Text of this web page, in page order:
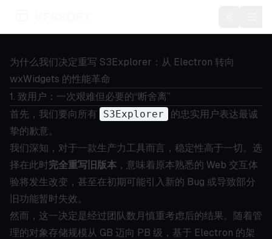
为什么我们决定重写 S3Explorer：从 Electron 转向
wxWidgets 的性能革命
1. 致用户：一次艰难但必要的“断舍离”
首先，我们要向所有
S3Explorer
的忠实用户表达最诚
挚的歉意。
我们深知，对于一款生产力工具而言，稳定性高于一切。选
择在此时完全重写旧版本 ，意味着原本熟悉的 Web 交互体
验将发生改变，甚至在初期可能引入新的 Bug 或导致部分
旧功能暂时失效。
然而，这一决定是经过团队数月慎重考虑后的结果。随着管
理的对象存储规模从 GB 迈向 PB 级，基于 Electron 的架